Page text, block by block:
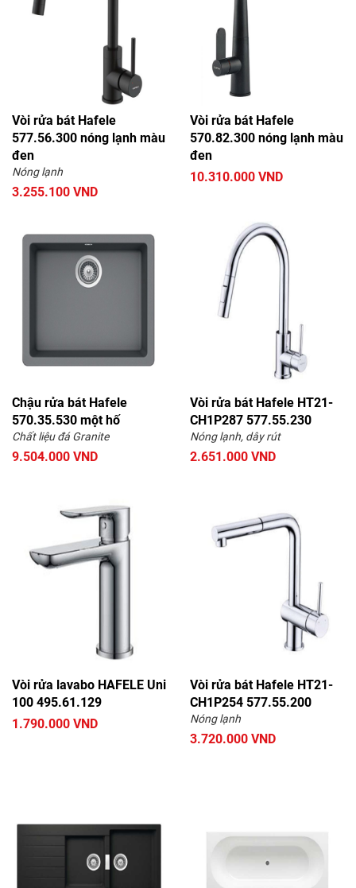
Vòi rửa bát Hafele
577.56.300 nóng lạnh màu
đen
Nóng lạnh
3.255.100 VND
Vòi rửa bát Hafele
570.82.300 nóng lạnh màu
đen
10.310.000 VND
Chậu rửa bát Hafele
570.35.530 một hố
Chất liệu đá Granite
9.504.000 VND
Vòi rửa bát Hafele HT21-
CH1P287 577.55.230
Nóng lạnh, dây rút
2.651.000 VND
Vòi rửa lavabo HAFELE Uni
100 495.61.129
1.790.000 VND
Vòi rửa bát Hafele HT21-
CH1P254 577.55.200
Nóng lạnh
3.720.000 VND